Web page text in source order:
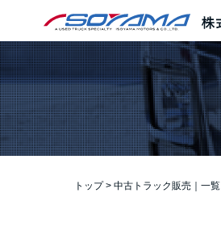
トップ>中古トラック販売｜一覧